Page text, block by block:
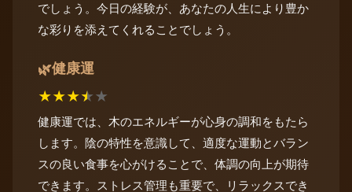
でしょう。今日の経験が、あなたの人生により豊か
な彩りを添えてくれることでしょう。
🌿健康運
★★★★★
健康運では、木のエネルギーが心身の調和をもたら
します。陰の特性を意識して、適度な運動とバラン
スの良い食事を心がけることで、体調の向上が期待
できます。ストレス管理も重要で、リラックスでき